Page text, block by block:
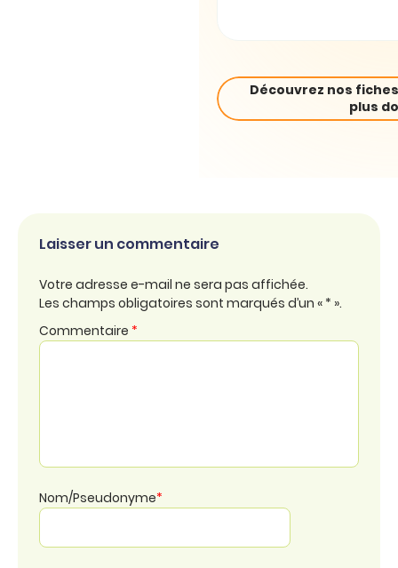
Découvrez nos
plus
Laisser un commentaire
Votre adresse e-mail ne sera pas affichée.
Les champs obligatoires sont marqués d’un « * ».
Commentaire *
Nom/Pseudonyme*